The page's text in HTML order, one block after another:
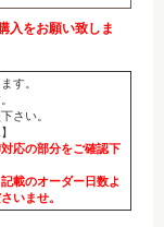
入をお願い致しま
す。
さい。
応の部分をご確認下
載のオーダー日数よ
いませ。